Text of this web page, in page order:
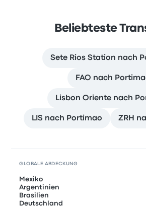
Beliebteste
Sete Rios Station nach
FAO nach
Lisbon Oriente nach
LIS nach Portimao ZRH
GLOBALE ABDECKUNG
Mexiko
Argentinien
Brasilien
Deutschland